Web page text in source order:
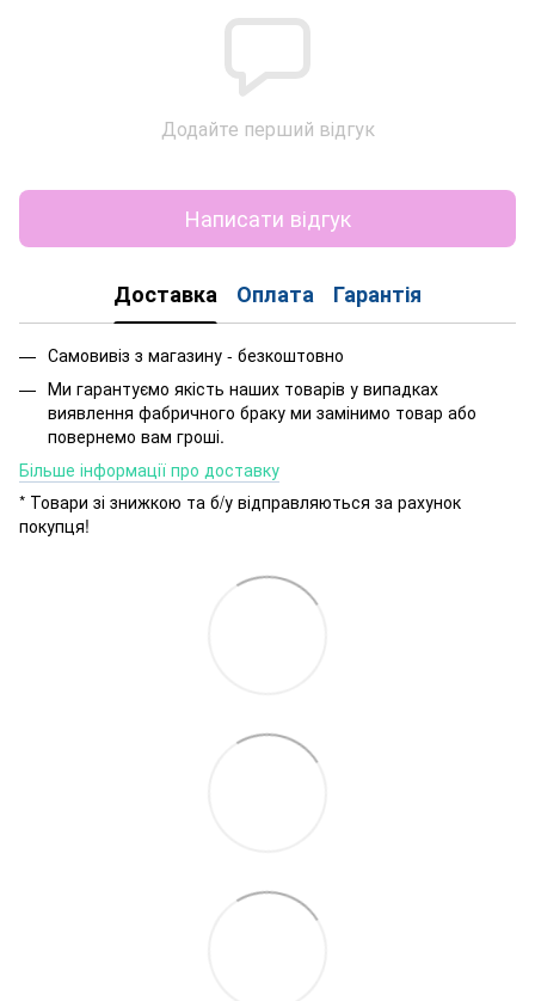
Додайте перший відгук
Написати відгук
Доставка Оплата Гарантія
Самовивіз з магазину - безкоштовно
Ми гарантуємо якість наших товарів у випадках
виявлення фабричного браку ми замінимо товар або
повернемо вам гроші.
Більше інформації про доставку
* Товари зі знижкою та б/у відправляються за рахунок
покупця!